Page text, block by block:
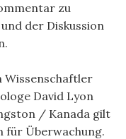
zu
der Diskussion
Wissenschaftler
David Lyon
/ Kanada gilt
für Überwachung.